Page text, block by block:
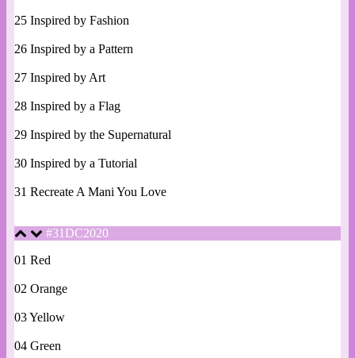
25 Inspired by Fashion
26 Inspired by a Pattern
27 Inspired by Art
28 Inspired by a Flag
29 Inspired by the Supernatural
30 Inspired by a Tutorial
31 Recreate A Mani You Love
#31DC2020
01 Red
02 Orange
03 Yellow
04 Green